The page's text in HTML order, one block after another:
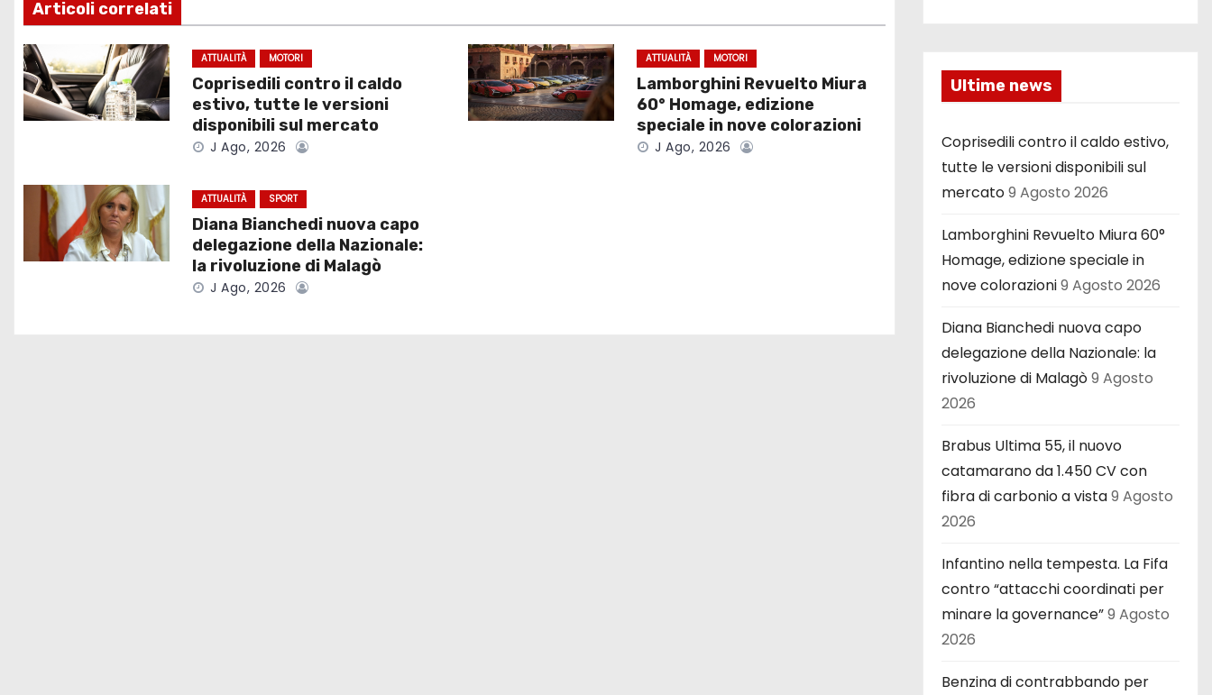
i
g
a
i
o
n
Articoli correlati
ATTUALITÀ MOTORI
Coprisedili contro il caldo
estivo, tutte le versioni
disponibili sul mercato
J Ago, 2026
ATTUALITÀ MOTORI
Lamborghini Revuelto Miura
60° Homage, edizione
speciale in nove colorazioni
J Ago, 2026
ATTUALITÀ SPORT
Diana Bianchedi nuova capo
delegazione della Nazionale:
la rivoluzione di Malagò
J Ago, 2026
Ultime news
Coprisedili contro il caldo estivo,
tutte le versioni disponibili sul
mercato9 Agosto 2026
Lamborghini Revuelto Miura 60°
Homage, edizione speciale in
nove colorazioni9 Agosto 2026
Diana Bianchedi nuova capo
delegazione della Nazionale: la
rivoluzione di Malagò9 Agosto
2026
Brabus Ultima 55, il nuovo
catamarano da 1.450 CV con
fibra di carbonio a vista9 Agosto
2026
Infantino nella tempesta. La Fifa
contro “attacchi coordinati per
minare la governance”9 Agosto
2026
Benzina di contrabbando per